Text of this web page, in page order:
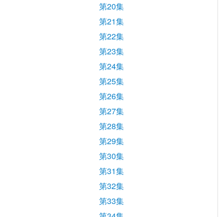
第20集
第21集
第22集
第23集
第24集
第25集
第26集
第27集
第28集
第29集
第30集
第31集
第32集
第33集